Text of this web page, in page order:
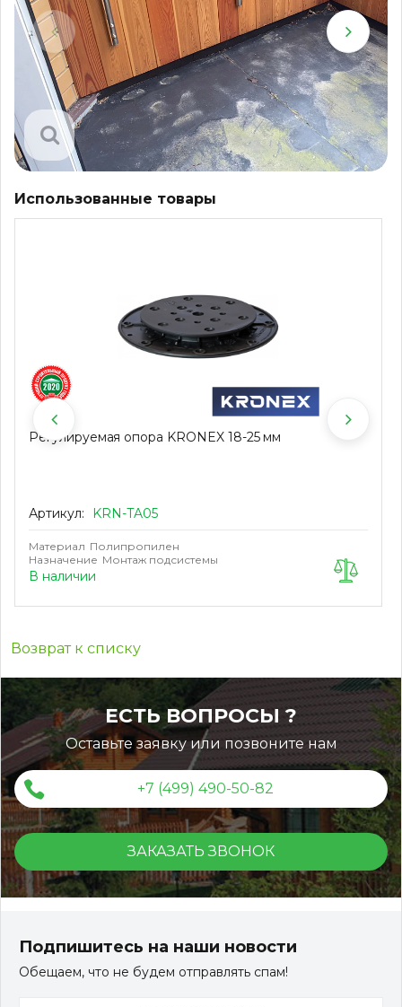
Использованные товары
Регулируемая опора KRONEX 18-25 мм
Артикул: KRN-TA05
Материал Полипропилен
Назначение Монтаж подсистемы
В наличии
Возврат к списку
ЕСТЬ ВОПРОСЫ ?
Оставьте заявку или позвоните нам
+7 (499) 490-50-82
ЗАКАЗАТЬ ЗВОНОК
Подпишитесь на наши новости
Обещаем, что не будем отправлять спам!